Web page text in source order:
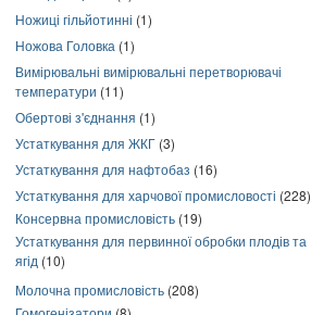
Ножиці гільйотинні (1)
Ножова Головка (1)
Вимірювальні вимірювальні перетворювачі
температури (11)
Обертові з'єднання (1)
Устаткування для ЖКГ (3)
Устаткування для нафтобаз (16)
Устаткування для харчової промисловості (228)
Консервна промисловість (19)
Устаткування для первинної обробки плодів та
ягід (10)
Молочна промисловість (208)